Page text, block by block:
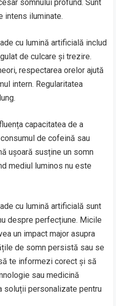
somnului profund. Sunt
intens iluminate.
cu lumină artificială includ
de culcare și trezire.
respectarea orelor ajută
intern. Regularitatea
capacitatea de a
de cofeină sau
ușoară susține un somn
mediul luminos nu este
cu lumină artificială sunt
despre perfecțiune. Micile
un impact major asupra
de somn persistă sau se
te informezi corect și să
sau medicină
soluții personalizate pentru